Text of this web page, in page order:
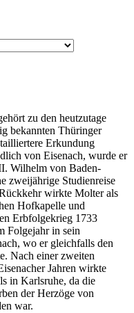
zu den heutzutage
bekannten Thüringer
Erkundung
von Eisenach, wurde er
Wilhelm von Baden-
zweijährige Studienreise
wirkte Molter als
Hofkapelle und
Erbfolgekrieg 1733
Folgejahr in sein
wo er gleichfalls den
Nach einer zweiten
Jahren wirkte
in Karlsruhe, da die
der Herzöge von
war.